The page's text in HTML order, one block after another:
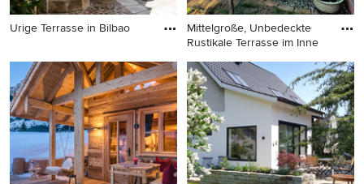
Urige Terrasse in Bilbao
Mittelgroße, Unbedeckte
Rustikale Terrasse im Inne
Mittelgroße, Unbedeckte
Rustikale Terrasse im
Innenhof mit Sichtschutz in
Sonstige